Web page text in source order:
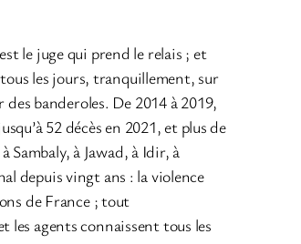
le juge qui prend le relais ; et
les jours, tranquillement, sur
banderoles. De 2014 à 2019,
52 décès en 2021, et plus de
Sambaly, à Jawad, à Idir, à
depuis vingt ans : la violence
de France ; tout
les agents connaissent tous les